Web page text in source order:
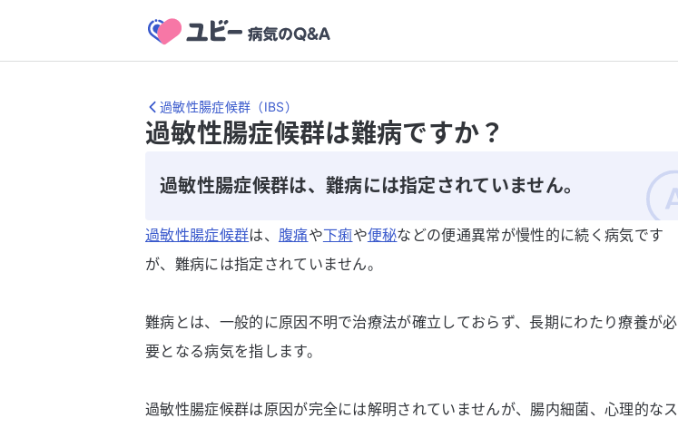
過敏性腸症候群（IBS）
過敏性腸症候群は難病ですか？
過敏性腸症候群は、難病には指定されていません。
過敏性腸症候群は、 腹痛や下痢や便秘などの便通異常が慢性的に続く 病気です
が、難病には指定されていません。
難病とは、一般的に原因不明で治療法が確立しておらず、長期にわたり療養が必
要となる病気を指します。
過敏性腸症候群は原因が完全には解明されていませんが、腸内細菌、心理的なス